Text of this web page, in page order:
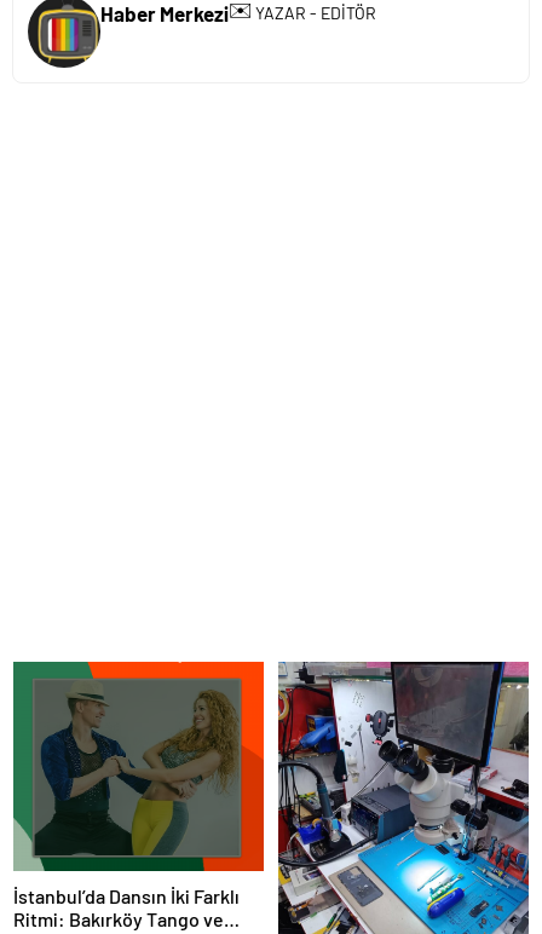
Haber Merkezi✉️ YAZAR - EDİTÖR
İstanbul’da Dansın İki Farklı
Ritmi: Bakırköy Tango ve